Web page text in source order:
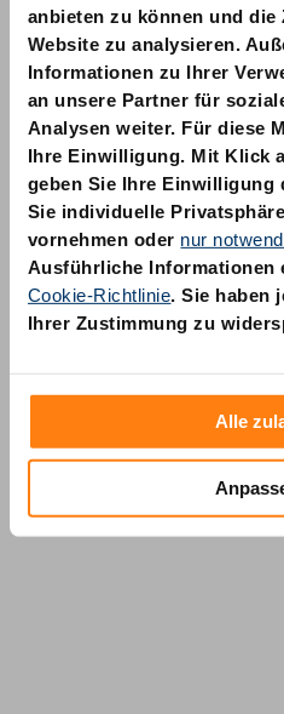
anbieten zu können und
Website zu analysieren.
Informationen zu Ihrer
an unsere Partner für
Analysen weiter. Für diese
Ihre Einwilligung. Mit Klick
geben Sie Ihre Einwilligung
Sie individuelle
vornehmen oder nur
Ausführliche Informationen
Cookie-Richtlinie. Sie haben
Ihrer Zustimmung zu
Alle
Bei Fragen zu Ihrer
Sie sich bitte an
AM